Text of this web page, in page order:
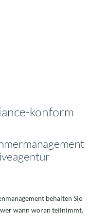
konform
behalten Sie
wann woran teilnimmt.